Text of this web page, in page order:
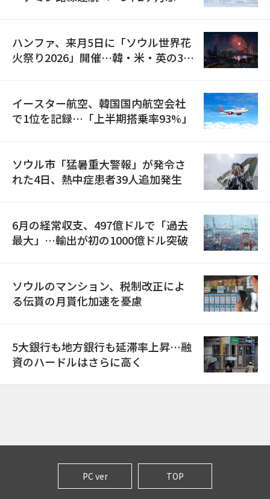
ハンファ、来月5日に「ソウル世界花
火祭り2026」開催…韓・米・英の3カ
イースター航空、韓国国内航空会社
で1位を記録…「上半期搭乗率93%」
ソウル市「猛暑重大警報」が発令さ
れた4日、熱中症患者39人追加発生
6月の経常収支、497億ドルで「過去
最大」…輸出が初の1000億ドル突破
ソウルのマンション、税制改正によ
る伝貰の月貰化加速を憂慮
5大銀行も地方銀行も延滞率上昇…融
資のハードルはさらに高く
PC ver TOP